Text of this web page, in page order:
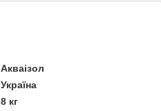
Акваізол
Україна
8 кг